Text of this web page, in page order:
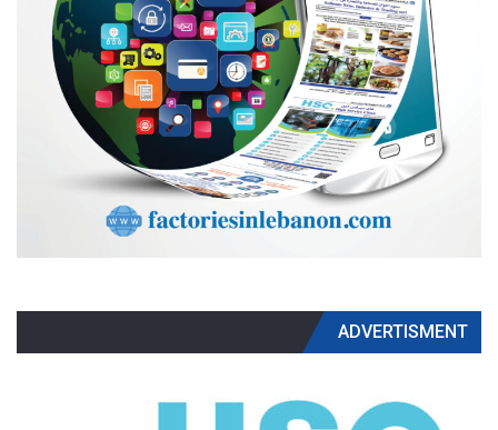
ADVERTISMENT